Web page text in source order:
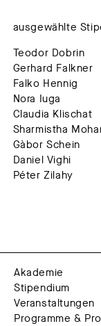
ausgewählte
Teodor Dobrin
Gerhard Falkner
Falko Hennig
Nora Iuga
Claudia Klischat
Sharmistha
Gàbor Schein
Daniel Vighi
Péter Zilahy
Akademie
Stipendium
Veranstaltungen
Programme &